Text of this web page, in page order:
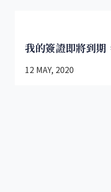
我的簽證即將到期
12 MAY, 2020